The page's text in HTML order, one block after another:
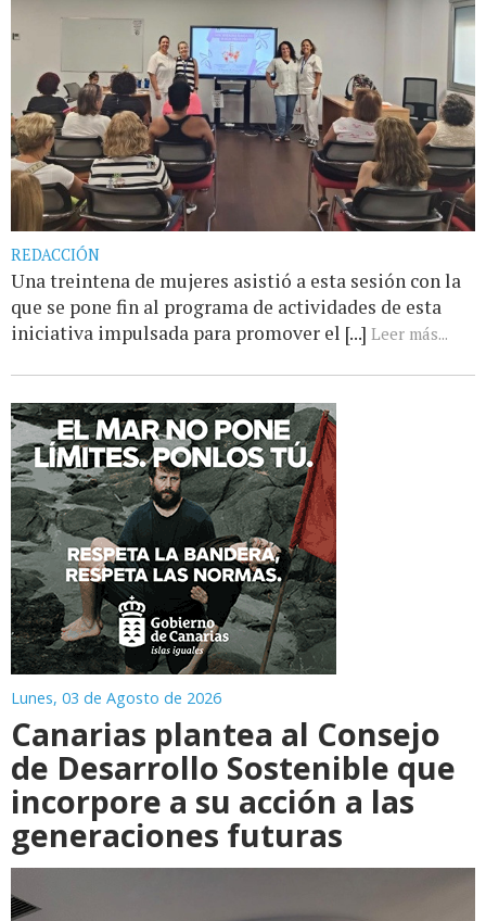
REDACCIÓN
Una treintena de mujeres asistió a esta sesión con la
que se pone fin al programa de actividades de esta
iniciativa impulsada para promover el [...] Leer más...
Lunes, 03 de Agosto de 2026
Canarias plantea al Consejo
de Desarrollo Sostenible que
incorpore a su acción a las
generaciones futuras